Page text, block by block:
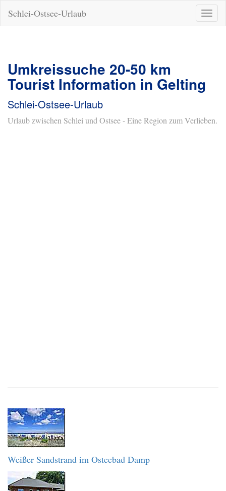
ein-/
Schlei-Ostsee-Urlaub
Umkreissuche 20-50 km
Tourist Information in Gelting
Schlei-Ostsee-Urlaub
Urlaub zwischen Schlei und Ostsee - Eine Region zum Verlieben.
Weißer Sandstrand im Osteebad Damp